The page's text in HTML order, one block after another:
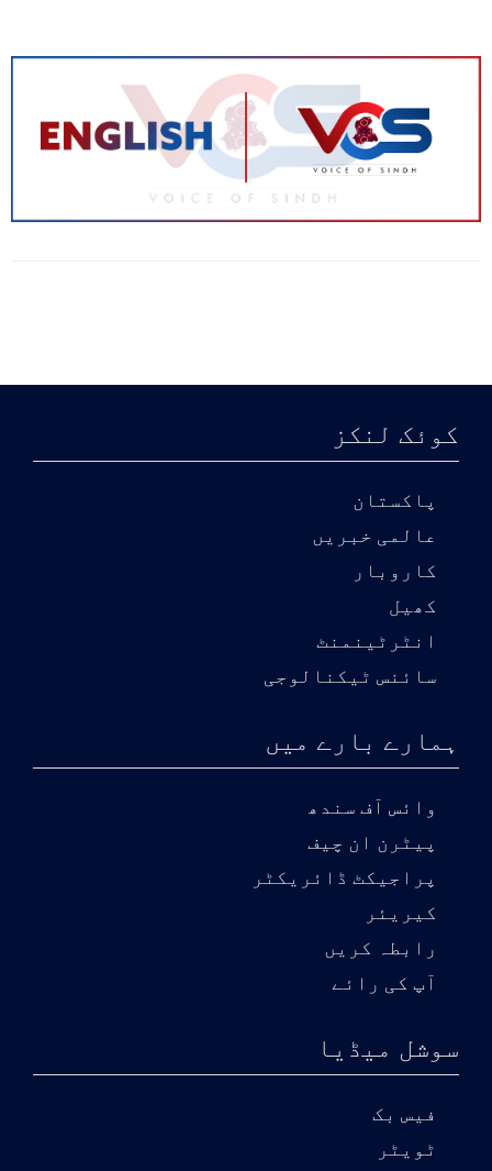
کوئک لنکز
پاکستان
عالمی خبریں
کاروبار
کھیل
انٹرٹینمنٹ
سائنس ٹیکنالوجی
ہمارے بارے میں
وائس آف سندھ
پیٹرن ان چیف
پراجیکٹ ڈائریکٹر
کیریئر
رابطہ کریں
آپ کی رائے
سوشل میڈیا
فیس بک
ٹویٹر